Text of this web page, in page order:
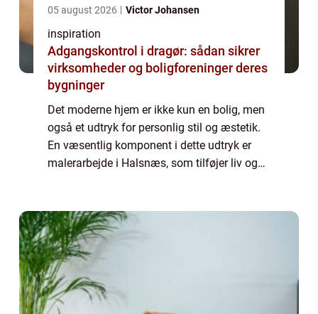
05 august 2026 Victor Johansen
inspiration
Adgangskontrol i dragør: sådan sikrer
virksomheder og boligforeninger deres
bygninger
Det moderne hjem er ikke kun en bolig, men
også et udtryk for personlig stil og æstetik.
En væsentlig komponent i dette udtryk er
malerarbejde i Halsnæs, som tilføjer liv og